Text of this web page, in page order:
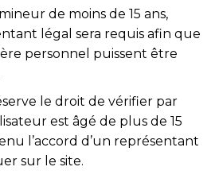
de moins de 15 ans,
légal sera requis afin que
personnel puissent être
le droit de vérifier par
est âgé de plus de 15
l’accord d’un représentant
sur le site.